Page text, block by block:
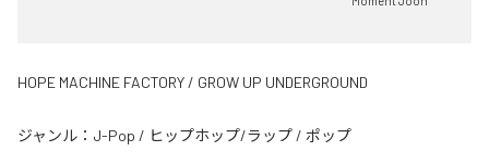
HOPE MACHINE FACTORY / GROW UP UNDERGROUND
ジャンル： J-Pop / ヒップホップ/ラップ / ポップ